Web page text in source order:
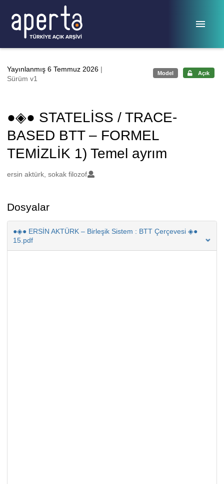
Yayınlanmış 6 Temmuz 2026 |
Sürüm v1
Model Açık
●◈● STATELİSS / TRACE-
BASED BTT – FORMEL
TEMİZLİK 1) Temel ayrım
Oluşturanlar
ersin aktürk, sokak filozof
Dosyalar
●◈● ERSİN AKTÜRK – Birleşik Sistem : BTT Çerçevesi ◈●
15.pdf